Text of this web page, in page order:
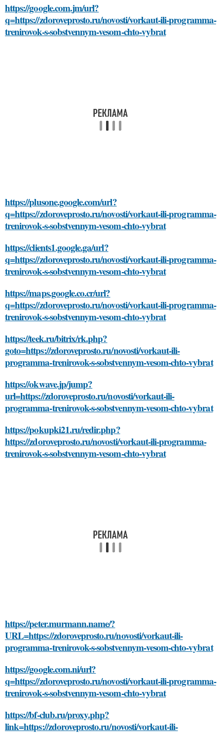
https://google.com.jm/url?
q=https://zdoroveprosto.ru/novosti/vorkaut-ili-programma-
trenirovok-s-sobstvennym-vesom-chto-vybrat
https://plusone.google.com/url?
q=https://zdoroveprosto.ru/novosti/vorkaut-ili-programma-
trenirovok-s-sobstvennym-vesom-chto-vybrat
https://clients1.google.ga/url?
q=https://zdoroveprosto.ru/novosti/vorkaut-ili-programma-
trenirovok-s-sobstvennym-vesom-chto-vybrat
https://maps.google.co.cr/url?
q=https://zdoroveprosto.ru/novosti/vorkaut-ili-programma-
trenirovok-s-sobstvennym-vesom-chto-vybrat
https://teek.ru/bitrix/rk.php?
goto=https://zdoroveprosto.ru/novosti/vorkaut-ili-
programma-trenirovok-s-sobstvennym-vesom-chto-vybrat
https://okwave.jp/jump?
url=https://zdoroveprosto.ru/novosti/vorkaut-ili-
programma-trenirovok-s-sobstvennym-vesom-chto-vybrat
https://pokupki21.ru/redir.php?
https://zdoroveprosto.ru/novosti/vorkaut-ili-programma-
trenirovok-s-sobstvennym-vesom-chto-vybrat
https://peter.murmann.name/?
URL=https://zdoroveprosto.ru/novosti/vorkaut-ili-
programma-trenirovok-s-sobstvennym-vesom-chto-vybrat
https://google.com.ni/url?
q=https://zdoroveprosto.ru/novosti/vorkaut-ili-programma-
trenirovok-s-sobstvennym-vesom-chto-vybrat
https://bf-club.ru/proxy.php?
link=https://zdoroveprosto.ru/novosti/vorkaut-ili-